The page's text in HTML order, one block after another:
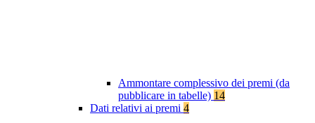
Ammontare complessivo dei premi (da
pubblicare in tabelle) 14
Dati relativi ai premi 4